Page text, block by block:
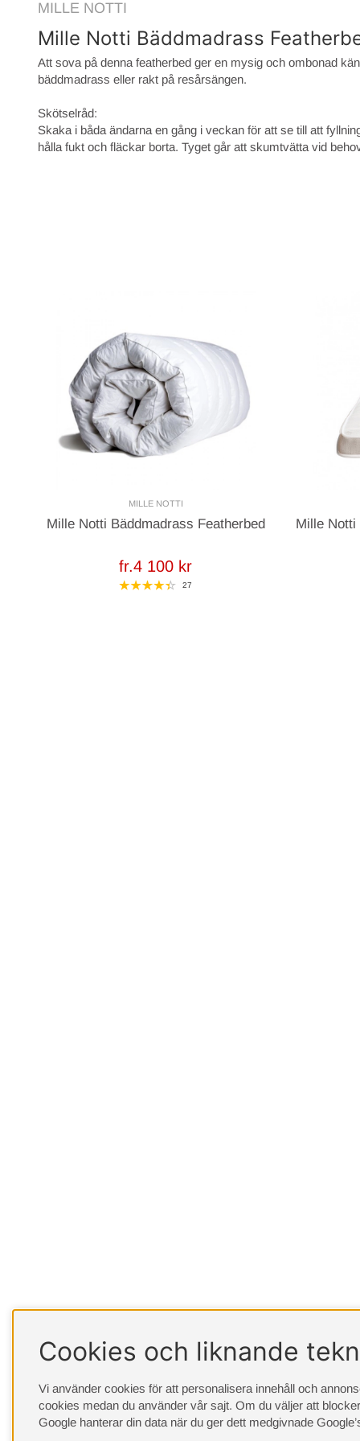
MILLE NOTTI
Mille Notti Bäddmadrass
Att sova på denna featherbed ger en mysig och ombonad
bäddmadrass eller rakt på resårsängen.
Skötselråd:
Skaka i båda ändarna en gång i veckan för att se till att
hålla fukt och fläckar borta. Tyget går att skumtvätta vid
MILLE NOTTI
Mille Notti Bäddmadrass Featherbed
fr.4 100 kr
27
Mille Notti
Cookies och liknande
Vi använder cookies för att personalisera innehåll och
cookies medan du använder vår sajt. Om du väljer att
Google hanterar din data när du ger dett medgivnade